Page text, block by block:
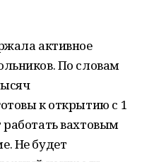
активное
По словам
к открытию с 1
вахтовым
Не будет